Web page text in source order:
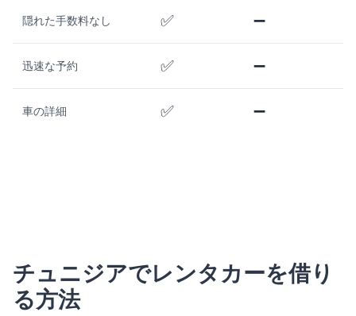
隠れた手数料なし ✅ ➖
迅速な予約 ✅ ➖
車の詳細 ✅ ➖
チュニジアでレンタカーを借り
る方法